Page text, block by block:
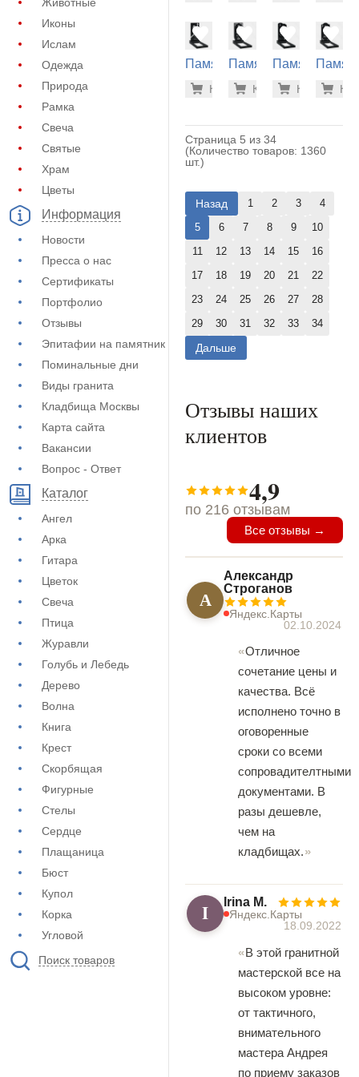
Иконы
Ислам
Одежда
Природа
Рамка
Свеча
Святые
Храм
Цветы
Информация
Новости
Пресса о нас
Сертификаты
Портфолио
Отзывы
Эпитафии на памятник
Поминальные дни
Виды гранита
Кладбища Москвы
Карта сайта
Вакансии
Вопрос - Ответ
Каталог
Ангел
Арка
Гитара
Цветок
Свеча
Птица
Журавли
Голубь и Лебедь
Дерево
Волна
Книга
Крест
Скорбящая
Фигурные
Стелы
Сердце
Плащаница
Бюст
Купол
Корка
Угловой
Поиск товаров
Памятник
могилу
-7% 24.500
Купить
Памятник
могилу
-7%
Купить
Памятник
могилу
-
Купитьмогилу
Страница 5 из 34
(Количество товаров: 1360
шт.)
Назад 1 2 3
4
5
6 7 8 9
10
11
12 13 14 15
16
17
18 19 20 21
22
23
24 25 26 27
28
29
30 31 32 33 34
Дальше
Отзывы наших
клиентов
4,9
по 216 отзывам
Все отзывы →
А
Александр
Строганов
Яндекс.Карты
02.10.2024
Отличное
сочетание цены и
качества. Всё
исполнено точно в
оговоренные
сроки со всеми
сопровадителтными
документами. В
разы дешевле,
чем на
кладбищах.
I Irina M.
Яндекс.Карты
18.09.2022
В этой гранитной
мастерской все на
высоком уровне:
от тактичного,
внимательного
мастера Андрея
по приему заказов